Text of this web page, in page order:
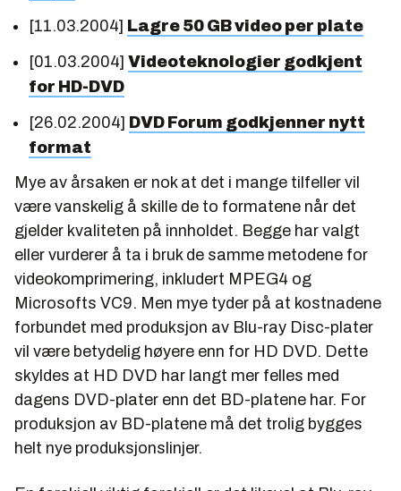
[11.03.2004] Lagre 50 GB video per plate
[01.03.2004] Videoteknologier godkjent
for HD-DVD
[26.02.2004] DVD Forum godkjenner nytt
format
Mye av årsaken er nok at det i mange tilfeller vil
være vanskelig å skille de to formatene når det
gjelder kvaliteten på innholdet. Begge har valgt
eller vurderer å ta i bruk de samme metodene for
videokomprimering, inkludert MPEG4 og
Microsofts VC9. Men mye tyder på at kostnadene
forbundet med produksjon av Blu-ray Disc-plater
vil være betydelig høyere enn for HD DVD. Dette
skyldes at HD DVD har langt mer felles med
dagens DVD-plater enn det BD-platene har. For
produksjon av BD-platene må det trolig bygges
helt nye produksjonslinjer.